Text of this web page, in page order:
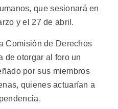
que sesionará en
y el 27 de abril.
Comisión de Derechos
de otorgar al foro un
por sus miembros
quienes actuarían a